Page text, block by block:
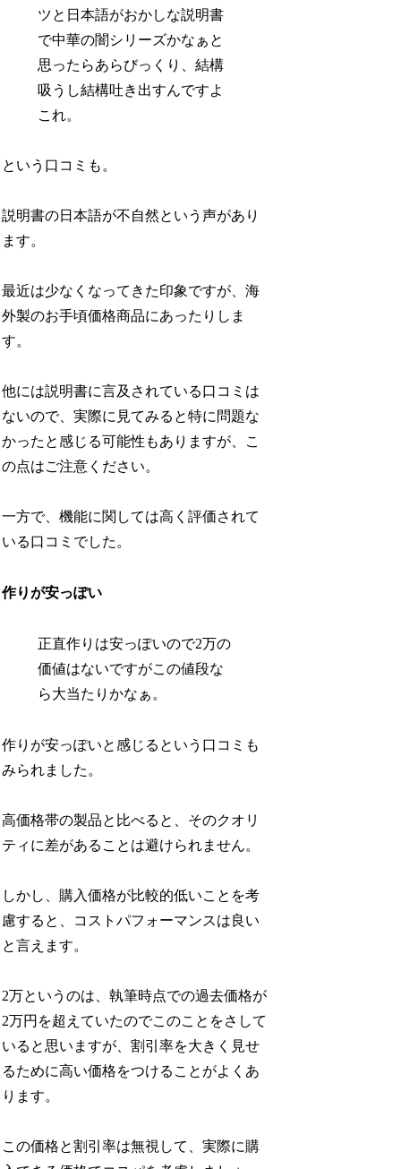
ツと日本語がおかしな説明書
で中華の闇シリーズかなぁと
思ったらあらびっくり、結構
吸うし結構吐き出すんですよ
これ。
という口コミも。
説明書の日本語が不自然という声があり
ます。
最近は少なくなってきた印象ですが、海
外製のお手頃価格商品にあったりしま
す。
他には説明書に言及されている口コミは
ないので、実際に見てみると特に問題な
かったと感じる可能性もありますが、こ
の点はご注意ください。
一方で、機能に関しては高く評価されて
いる口コミでした。
作りが安っぽい
正直作りは安っぽいので2万の
価値はないですがこの値段な
ら大当たりかなぁ。
作りが安っぽいと感じるという口コミも
みられました。
高価格帯の製品と比べると、そのクオリ
ティに差があることは避けられません。
しかし、購入価格が比較的低いことを考
慮すると、コストパフォーマンスは良い
と言えます。
2万というのは、執筆時点での過去価格が
2万円を超えていたのでこのことをさして
いると思いますが、割引率を大きく見せ
るために高い価格をつけることがよくあ
ります。
この価格と割引率は無視して、実際に購